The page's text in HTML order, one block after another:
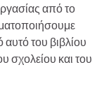
από το
του βιβλίου
σχολείου και του